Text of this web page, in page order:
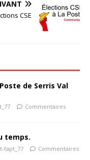
CSE
de Serris Val
Commentaires
temps.
fapt_77
Commentaires